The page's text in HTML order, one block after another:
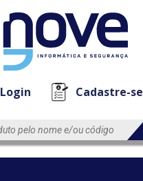
Login Cadastre-se
EmpresaAutomação